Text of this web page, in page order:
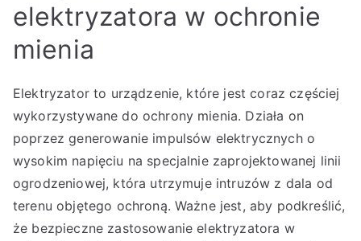
elektryzatora w ochronie
mienia
Elektryzator to urządzenie, które jest coraz częściej
wykorzystywane do ochrony mienia. Działa on
poprzez generowanie impulsów elektrycznych o
wysokim napięciu na specjalnie zaprojektowanej linii
ogrodzeniowej, która utrzymuje intruzów z dala od
terenu objętego ochroną. Ważne jest, aby podkreślić,
że bezpieczne zastosowanie elektryzatora w